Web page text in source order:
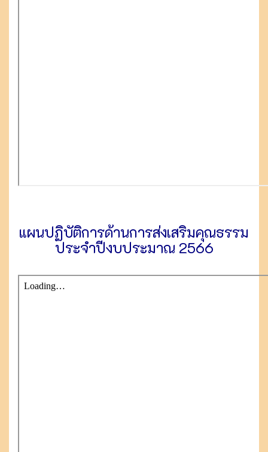
แผนปฏิบัติการด้านการส่งเสริมคุณธรรม
ประจำปีงบประมาณ 2566